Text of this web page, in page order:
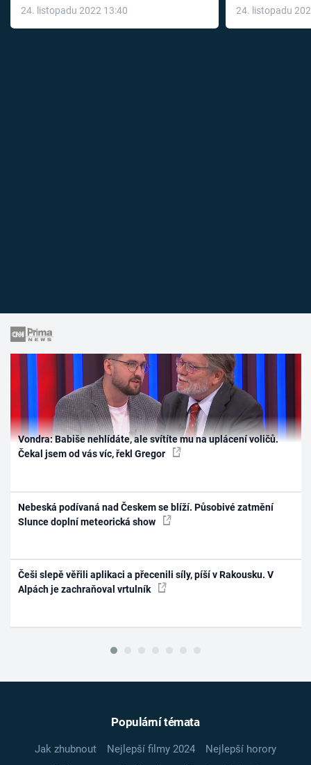
24. listopadu 2022 13:40
léky
24. listopadu
Vondra: Babiše nehlídáte, ale svítíte mu na uplácení voličů.
Čekal jsem od vás víc, řekl Gregor
Nebeská podívaná nad Českem se blíží. Působivé zatmění
Slunce doplní meteorická show
Češi slepě věřili aplikaci a přecenili síly, píší v Rakousku. V
Alpách je zachraňoval vrtulník
Populární témata
Jak zhubnout Nejlepší filmy 2024
Nejlepší horory